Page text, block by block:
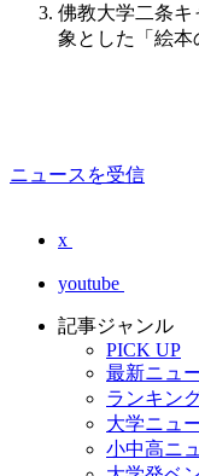
佛教大学二条
象とした「絵本
ニュースを受信
x
youtube
記事ジャンル
PICK UP
最新ニュ
ランキン
大学ニュ
小中高ニ